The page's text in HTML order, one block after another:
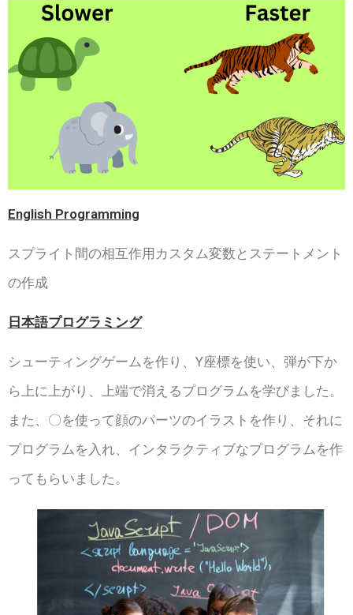
English Programming
スプライト間の相互作用カスタム変数とステートメント
の作成
日本語プログラミング
シューティングゲームを作り、Y座標を使い、弾が下か
ら上に上がり、上端で消えるプログラムを学びました。
また、〇を使って顔のパーツのイラストを作り、それに
プログラムを入れ、インタラクティブなプログラムを作
ってもらいました。